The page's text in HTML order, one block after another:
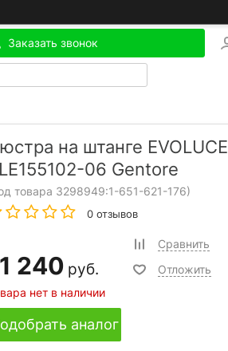
Заказать звонок
на штанге EVOLUCE
06 Gentore
товара 3298949:1-651-621-176)
0 отзывов
240 руб.
нет в наличии
Сравнить
Отложить
аналог